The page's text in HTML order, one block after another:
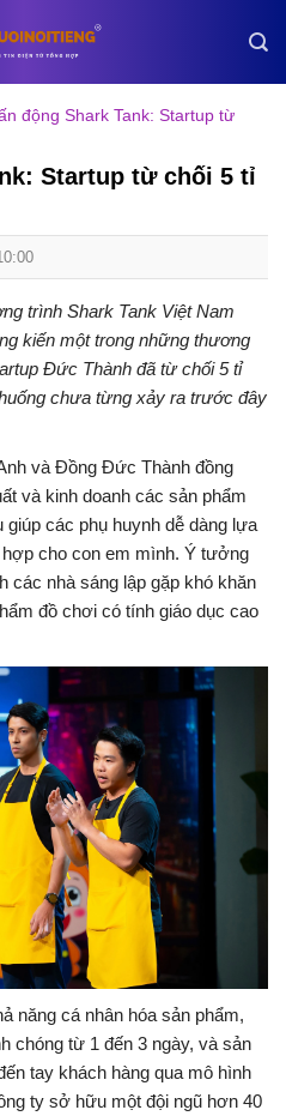
động Shark Tank: Startup từ
Startup từ chối 5 tỉ
trình Shark Tank Việt Nam
kiến một trong những thương
Đức Thành đã từ chối 5 tỉ
chưa từng xảy ra trước đây
và Đồng Đức Thành đồng
và kinh doanh các sản phẩm
các phụ huynh dễ dàng lựa
cho con em mình. Ý tưởng
các nhà sáng lập gặp khó khăn
đồ chơi có tính giáo dục cao
năng cá nhân hóa sản phẩm,
chóng từ 1 đến 3 ngày, và sản
tay khách hàng qua mô hình
ty sở hữu một đội ngũ hơn 40